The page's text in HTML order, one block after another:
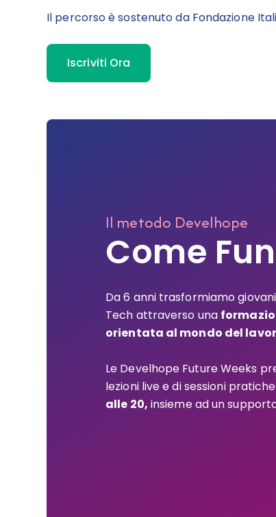
Il percorso è sostenuto da Fondazione
Iscriviti Ora
Il metodo Develhope
Come
Da 6 anni trasformiamo
Tech attraverso una
orientata al mondo del
Le Develhope Future Weeks
lezioni live e di sessioni
alle 20, insieme ad un